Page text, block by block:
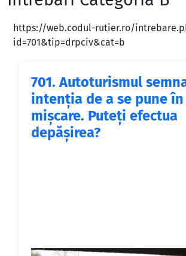
https://web.codul-rutier.ro/
id=701&tip=drpciv&cat=b
701. Autoturismul
intenţia de a se pune în
mişcare. Puteţi efectua
depăşirea?